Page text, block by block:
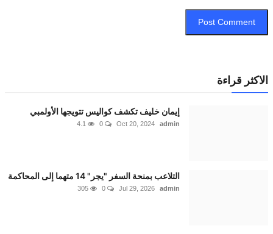
Post
قراءة
إيمان خليف تكشف كواليس تتويجها الأولمبي
Oct 20, 2024
0
4.1
التلاعب بمنحة السفر "يجر" 14 متهما إلى المحاكمة
Jul 29, 2026
0
305